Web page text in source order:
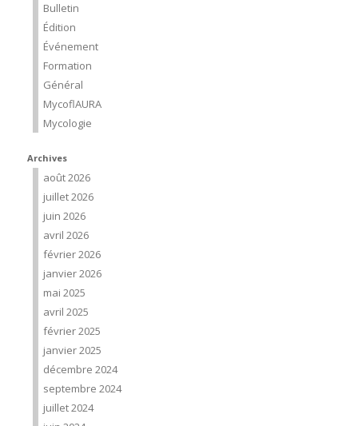
Bulletin
Édition
Événement
Formation
Général
MycoflAURA
Mycologie
Archives
août 2026
juillet 2026
juin 2026
avril 2026
février 2026
janvier 2026
mai 2025
avril 2025
février 2025
janvier 2025
décembre 2024
septembre 2024
juillet 2024